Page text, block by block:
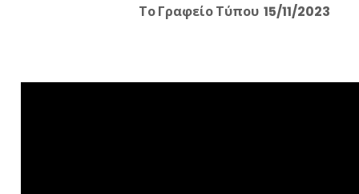
Το Γραφείο Τύπου 15/11/2023